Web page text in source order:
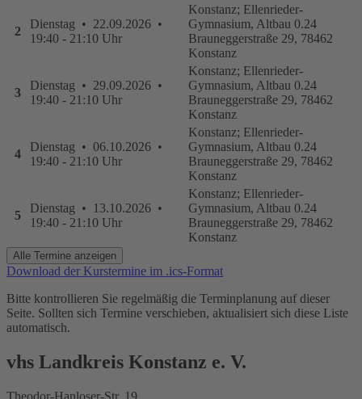
2
Dienstag • 22.09.2026 •
19:40 - 21:10 Uhr
Konstanz; Ellenrieder-
Gymnasium, Altbau 0.24
Brauneggerstraße 29, 78462
Konstanz
3
Dienstag • 29.09.2026 •
19:40 - 21:10 Uhr
Konstanz; Ellenrieder-
Gymnasium, Altbau 0.24
Brauneggerstraße 29, 78462
Konstanz
4
Dienstag • 06.10.2026 •
19:40 - 21:10 Uhr
Konstanz; Ellenrieder-
Gymnasium, Altbau 0.24
Brauneggerstraße 29, 78462
Konstanz
5
Dienstag • 13.10.2026 •
19:40 - 21:10 Uhr
Konstanz; Ellenrieder-
Gymnasium, Altbau 0.24
Brauneggerstraße 29, 78462
Konstanz
Alle Termine anzeigen
Download der Kurstermine im .ics-Format
Bitte kontrollieren Sie regelmäßig die Terminplanung auf dieser
Seite. Sollten sich Termine verschieben, aktualisiert sich diese Liste
automatisch.
vhs Landkreis Konstanz e. V.